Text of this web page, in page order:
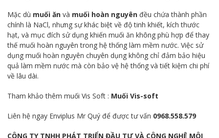
Mặc dù muối ăn và muối hoàn nguyên đều chứa thành phần
chính là NaCl, nhưng sự khác biệt về độ tinh khiết, kích thước
hạt, và mục đích sử dụng khiến muối ăn không phù hợp để thay
thế muối hoàn nguyên trong hệ thống làm mềm nước. Việc sử
dụng muối hoàn nguyên chuyên dụng không chỉ đảm bảo hiệu
quả làm mềm nước mà còn bảo vệ hệ thống và tiết kiệm chi phí
về lâu dài.
Tham khảo thêm muối Vis Soft : Muối Vis-soft
Liên hệ ngay Enviplus Mr Quý để được tư vấn 0968.558.579
CÔNG TY TNHH PHÁT TRIỂN ĐẦU TƯ VÀ CÔNG NGHỆ MÔI